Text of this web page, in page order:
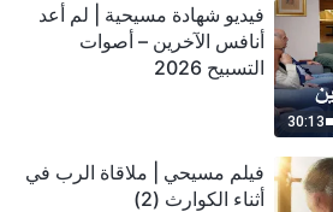
30:13
فيديو شهادة مسيحية | لم أعد
أنافس الآخرين – أصوات
التسبيح 2026
فيلم مسيحي | ملاقاة الرب في
أثناء الكوارث (2)